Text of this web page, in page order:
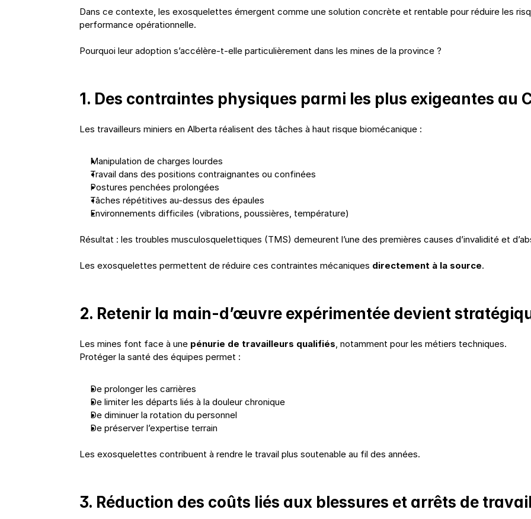
Dans ce contexte, les exosquelettes émergent comme une solution concrète et rentable pour réduire les
performance opérationnelle.
Pourquoi leur adoption s’accélère-t-elle particulièrement dans les mines de la province ?
1. Des contraintes physiques parmi les plus exigeantes au
Les travailleurs miniers en Alberta réalisent des tâches à haut risque biomécanique :
Manipulation de charges lourdes
Travail dans des positions contraignantes ou confinées
Postures penchées prolongées
Tâches répétitives au-dessus des épaules
Environnements difficiles (vibrations, poussières, température)
Résultat : les troubles musculosquelettiques (TMS) demeurent l’une des premières causes d’invalidité et
Les exosquelettes permettent de réduire ces contraintes mécaniques directement à la source.
2. Retenir la main-d’œuvre expérimentée devient
Les mines font face à une pénurie de travailleurs qualifiés, notamment pour les métiers techniques.
Protéger la santé des équipes permet :
De prolonger les carrières
De limiter les départs liés à la douleur chronique
De diminuer la rotation du personnel
De préserver l’expertise terrain
Les exosquelettes contribuent à rendre le travail plus soutenable au fil des années.
3. Réduction des coûts liés aux blessures et arrêts de